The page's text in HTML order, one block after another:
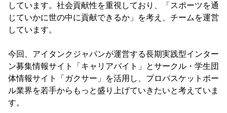
しています。社会貢献性を重視しており、「スポーツを通
じていかに世の中に貢献できるか」を考え、チームを運営
しています。
今回、アイタンクジャパンが運営する長期実践型インター
ン募集情報サイト「キャリアバイト」とサークル・学生団
体情報サイト「ガクサー」を活用し、プロバスケットボー
ル業界を若手からもっと盛り上げていきたいと考えていま
す。